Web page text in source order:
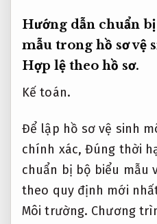
Hướng dẫn chuẩn
mẫu trong hồ sơ vệ
Hợp lệ theo hồ sơ.
Kế toán.
Để lập hồ sơ vệ sinh
chính xác,Đúng thời
chuẩn bị bộ biểu mẫu
theo quy định mới
Môi trường. Chương